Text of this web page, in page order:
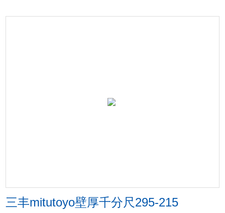
三丰mitutoyo壁厚千分尺295-215